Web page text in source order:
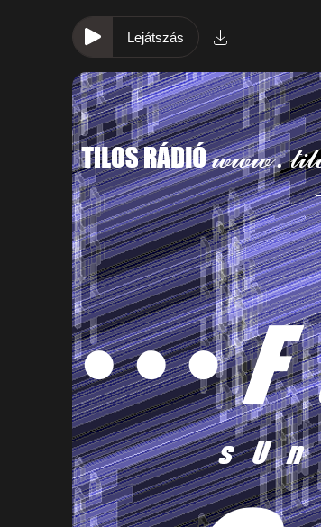
Lejátszás